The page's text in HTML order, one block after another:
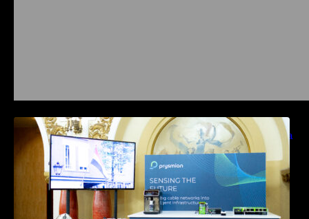
Prysmian aduce la COMM26 tehnologii de
sensing si Digital Energy pentru monitorizarea
in timp real a infrastrucrutilor critice